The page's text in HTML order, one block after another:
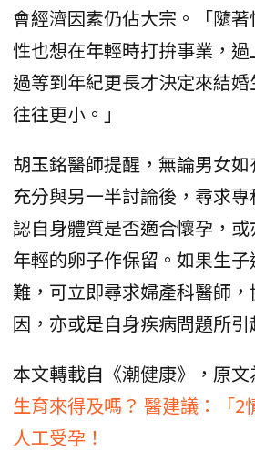
會經濟因素仍佔大宗。「隨
性也想在年輕時打拚事業，
過等到年紀更長才決定來結
往往更小。」
胡玉銘醫師提醒，無論男女
充分與另一半討論後，尋求
認自身體質是否適合懷孕，
年輕的卵子作保留。如果生
難，可立即尋求婦產科醫師
因，亦或是自身疾病問題所引
本文轉載自《潮健康》，原文
生育來得及嗎？ 醫建議：「2
人工受孕！